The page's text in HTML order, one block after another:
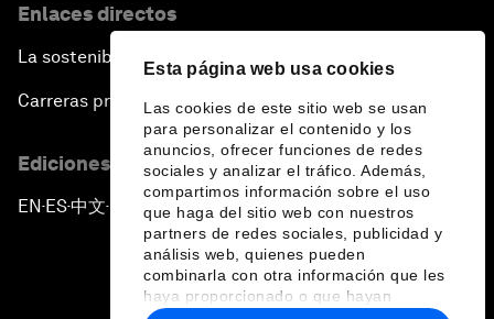
Esta página web usa cookies
Las cookies de este sitio web se usan
para personalizar el contenido y los
anuncios, ofrecer funciones de redes
sociales y analizar el tráfico. Además,
compartimos información sobre el uso
que haga del sitio web con nuestros
partners de redes sociales, publicidad y
análisis web, quienes pueden
combinarla con otra información que les
haya proporcionado o que hayan
Enlaces directos
La sostenibilidad en el Foro
Carreras profesionales
Ediciones en otros idiomas
EN ▪ES▪中文▪ 日本語